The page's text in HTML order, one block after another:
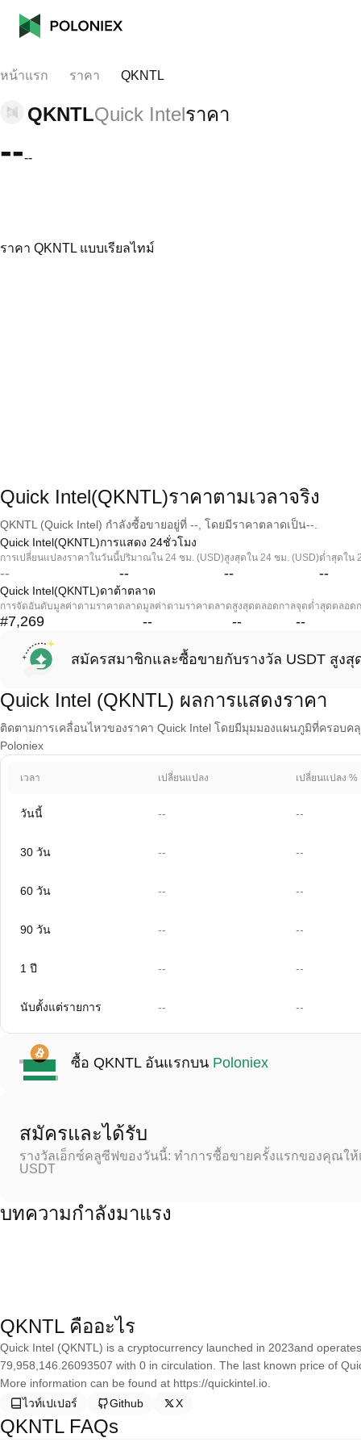
หน้าแรก ราคา QKNTL
QKNTLQuick Intelราคา
----
ราคา QKNTL แบบเรียลไทม์
Quick Intel(QKNTL)ราคาตามเวลาจริง
QKNTL (Quick Intel) กำลังซื้อขายอยู่ที่ --, โดยมีราคาตลาดเป็น--.
Quick Intel(QKNTL)การแสดง 24ชั่วโมง
การเปลี่ยนแปลงราคาในวันนี้
--
ปริมาณใน 24 ชม. (USD)
--
สูงสุดใน 24 ชม. (USD)
--
ต่ำสุดใน
--
Quick Intel(QKNTL)ดาต้าตลาด
การจัดอันดับมูลค่าตามราคาตลาด
#7,269
มูลค่าตามราคาตลาด
--
สูงสุดตลอดกาล
--
จุดต่ำสุดตลอด
--
สมัครสมาชิกและซื้อขายกับรางวัล USDT สูงสุ
Quick Intel (QKNTL) ผลการแสดงราคา
ติดตามการเคลื่อนไหวของราคา Quick Intel โดยมีมุมมองแผนภูมิที่ครอบ
Poloniex
เวลา เปลี่ยนแปลง เปลี่ยนแปลง %
วันนี้ -- --
30 วัน -- --
60 วัน -- --
90 วัน -- --
1 ปี -- --
นับตั้งแต่รายการ -- --
ซื้อ QKNTL อันแรกบน Poloniex
สมัครและได้รับ
รางวัลเอ็กซ์คลูซีฟของวันนี้: ทำการซื้อขายครั้งแรกของคุณใ
USDT
บทความกำลังมาแรง
QKNTL คืออะไร
Quick Intel (QKNTL) is a cryptocurrency launched in 2023and
79,958,146.26093507 with 0 in circulation. The last known price of
More information can be found at https://quickintel.io.
ไวท์เปเปอร์
Github X
QKNTL FAQs